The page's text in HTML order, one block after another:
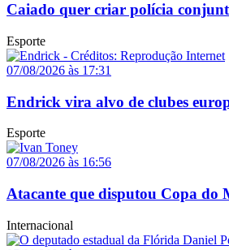
Caiado quer criar polícia
Esporte
07/08/2026 às 17:31
Endrick vira alvo de clubes
Esporte
07/08/2026 às 16:56
Atacante que disputou Copa do
Internacional